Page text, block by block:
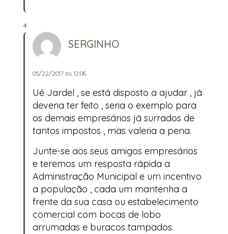
SERGINHO
05/22/2017 às 12:06
Ué Jardel , se está disposto a ajudar , já
deveria ter feito , seria o exemplo para
os demais empresários já surrados de
tantos impostos , mas valeria a pena.
Junte-se aos seus amigos empresários
e teremos um resposta rápida a
Administração Municipal e um incentivo
a população , cada um mantenha a
frente da sua casa ou estabelecimento
comercial com bocas de lobo
arrumadas e buracos tampados.